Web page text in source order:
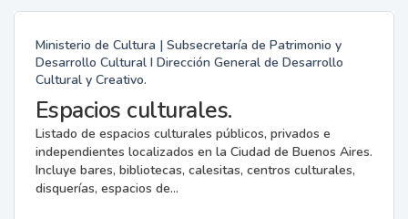
Ministerio de Cultura | Subsecretaría de Patrimonio y
Desarrollo Cultural I Dirección General de Desarrollo
Cultural y Creativo.
Espacios culturales.
Listado de espacios culturales públicos, privados e
independientes localizados en la Ciudad de Buenos Aires.
Incluye bares, bibliotecas, calesitas, centros culturales,
disquerías, espacios de...